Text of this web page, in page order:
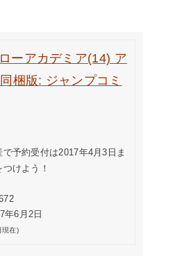
ーアカデミア(14) ア
梱版: ジャンプコミ
予約受付は2017年4月3日ま
けよう！
年6月2日
現在)